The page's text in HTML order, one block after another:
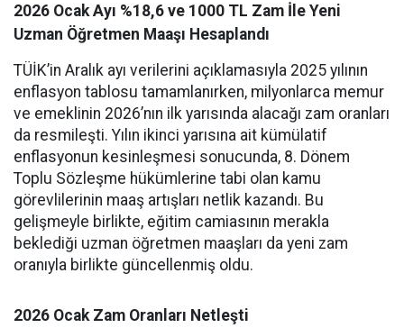
2026 Ocak Ayı %18,6 ve 1000 TL Zam İle Yeni
Uzman Öğretmen Maaşı Hesaplandı
TÜİK’in Aralık ayı verilerini açıklamasıyla 2025 yılının
enflasyon tablosu tamamlanırken, milyonlarca memur
ve emeklinin 2026’nın ilk yarısında alacağı zam oranları
da resmileşti. Yılın ikinci yarısına ait kümülatif
enflasyonun kesinleşmesi sonucunda, 8. Dönem
Toplu Sözleşme hükümlerine tabi olan kamu
görevlilerinin maaş artışları netlik kazandı. Bu
gelişmeyle birlikte, eğitim camiasının merakla
beklediği uzman öğretmen maaşları da yeni zam
oranıyla birlikte güncellenmiş oldu.
2026 Ocak Zam Oranları Netleşti